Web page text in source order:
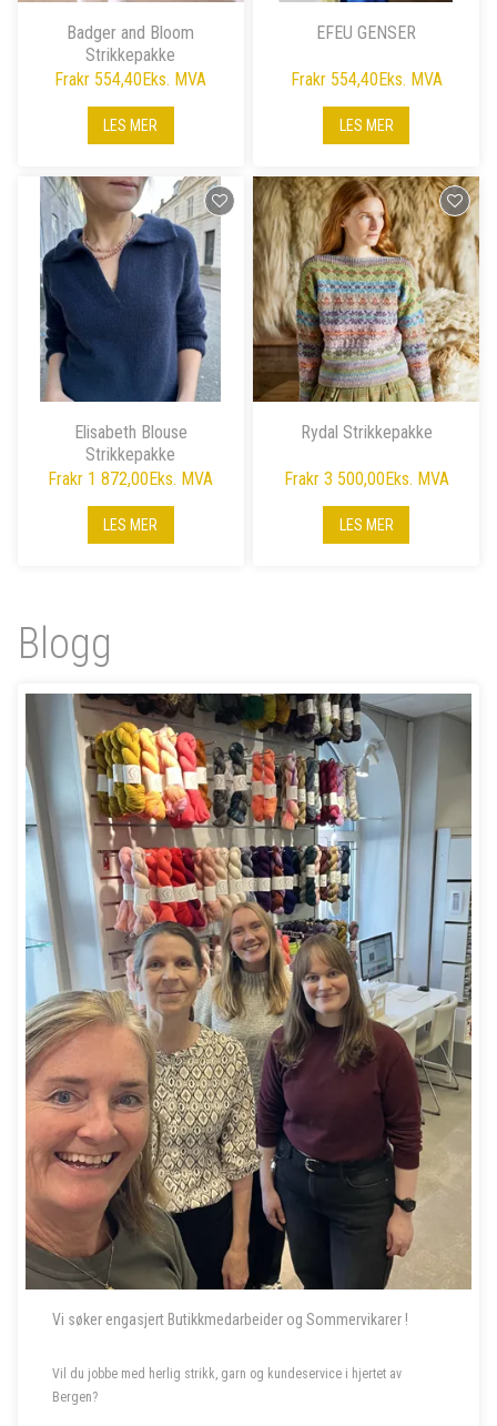
Badger and Bloom
Strikkepakke
Frakr 554,40 Eks. MVA
LES MER
EFEU GENSER
Frakr 554,40 Eks. MVA
LES MER
Elisabeth Blouse
Strikkepakke
Frakr 1 872,00 Eks. MVA
LES MER
Rydal Strikkepakke
Frakr 3 500,00 Eks. MVA
LES MER
Blogg
Vi søker engasjert Butikkmedarbeider og Sommervikarer !
Vil du jobbe med herlig strikk, garn og kundeservice i hjertet av
Bergen?